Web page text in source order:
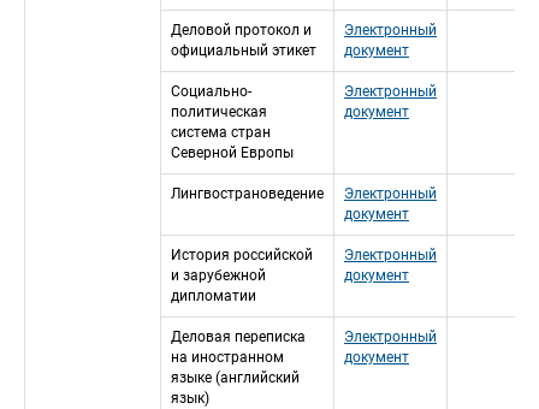
Деловой протокол и
официальный этикет
Электронный
документ
Социально-
политическая
система стран
Северной Европы
Электронный
документ
Лингвострановедение
Электронный
документ
История российской
и зарубежной
дипломатии
Электронный
документ
Деловая переписка
на иностранном
языке (английский
язык)
Электронный
документ